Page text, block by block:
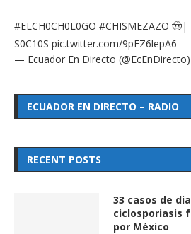
#ELCH0CH0L0GO #CHISMEZAZO 🤠|
S0C10S pic.twitter.com/9pFZ6lepA6
— Ecuador En Directo (@EcEnDirecto)
ECUADOR EN DIRECTO – RADIO
RECENT POSTS
33 casos de
ciclosporiasis
por México